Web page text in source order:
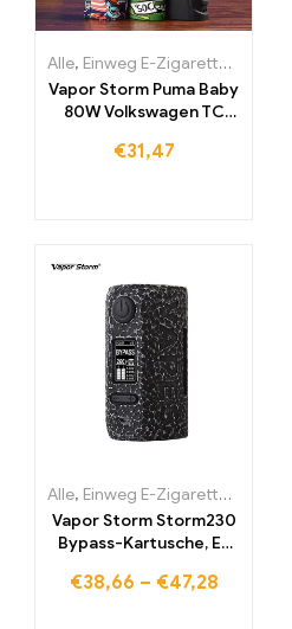
Einweg-E-Zigaretten Litauen,Einweg-
Alle, Einweg E-Zigaretten
Vapor Storm Puma Baby
80W Volkswagen TC
Power E-Zigaretten
€31,47
Einweg-E-Zigaretten Belgien,Einweg-
Alle, Einweg E-Zigaretten
Vapor Storm Storm230
Bypass-Kartusche, E-
€38,66 – €47,28